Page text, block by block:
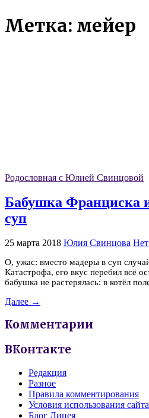
Метка: мейер
Родословная с Юлией Свинцовой
Бабушка Франциска
суп
25 марта 2018 Юлия Свинцова
О, ужас: вместо мадеры в суп
Катастрофа, его вкус перебил всё
бабушка не растерялась: в котёл
Далее →
Комментарии
ВКонтакте
Редакция
Разное
Правила комментирования
Условия использования сайта
Блог Лицея